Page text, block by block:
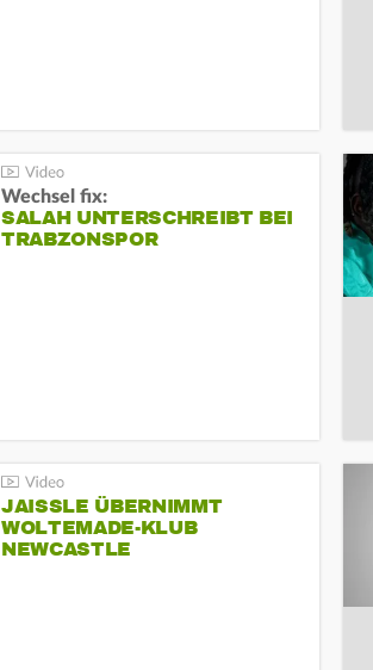
Wechsel fix:
SALAH UNTERSCHREIBT BEI
TRABZONSPOR
JAISSLE ÜBERNIMMT
WOLTEMADE-KLUB
NEWCASTLE